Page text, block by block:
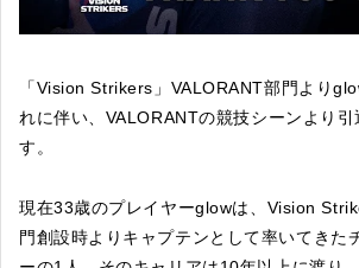
「Vision Strikers」VALORANT部門より
れに伴い、VALORANTの競技シーンより引
す。
現在33歳のプレイヤーglowは、Vision
門創設時よりキャプテンとして率いてきた